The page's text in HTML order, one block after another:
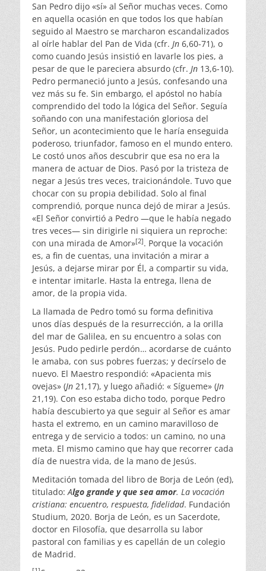
San Pedro dijo «sí» al Señor muchas veces. Como
en aquella ocasión en que todos los que habían
seguido al Maestro se marcharon escandalizados
al oírle hablar del Pan de Vida (cfr. Jn 6,60-71), o
como cuando Jesús insistió en lavarle los pies, a
pesar de que le pareciera absurdo (cfr. Jn 13,6-10).
Pedro permaneció junto a Jesús, confesando una
vez más su fe. Sin embargo, el apóstol no había
comprendido del todo la lógica del Señor. Seguía
soñando con una manifestación gloriosa del
Señor, un acontecimiento que le haría enseguida
poderoso, triunfador, famoso en el mundo entero.
Le costó unos años descubrir que esa no era la
manera de actuar de Dios. Pasó por la tristeza de
negar a Jesús tres veces, traicionándole. Tuvo que
chocar con su propia debilidad. Solo al final
comprendió, porque nunca dejó de mirar a Jesús.
«El Señor convirtió a Pedro —que le había negado
tres veces— sin dirigirle ni siquiera un reproche:
con una mirada de Amor»[2]. Porque la vocación
es, a fin de cuentas, una invitación a mirar a
Jesús, a dejarse mirar por Él, a compartir su vida,
e intentar imitarle. Hasta la entrega, llena de
amor, de la propia vida.
La llamada de Pedro tomó su forma definitiva
unos días después de la resurrección, a la orilla
del mar de Galilea, en su encuentro a solas con
Jesús. Pudo pedirle perdón… acordarse de cuánto
le amaba, con sus pobres fuerzas; y decírselo de
nuevo. El Maestro respondió: «Apacienta mis
ovejas» (Jn 21,17), y luego añadió: « Sígueme» (Jn
21,19). Con eso estaba dicho todo, porque Pedro
había descubierto ya que seguir al Señor es amar
hasta el extremo, en un camino maravilloso de
entrega y de servicio a todos: un camino, no una
meta. El mismo camino que hay que recorrer cada
día de nuestra vida, de la mano de Jesús.
Meditación tomada del libro de Borja de León (ed),
titulado:Algo grande y que sea amor. La vocación
cristiana: encuentro, respuesta, fidelidad. Fundación
Studium, 2020. Borja de León, es un Sacerdote,
doctor en Filosofía, que desarrolla su labor
pastoral con familias y es capellán de un colegio
de Madrid.